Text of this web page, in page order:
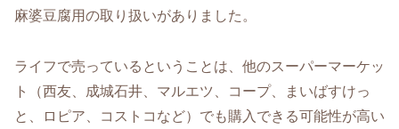
麻婆豆腐用の取り扱いがありました。
ライフで売っているということは、他のスーパーマーケッ
ト（西友、成城石井、マルエツ、コープ、まいばすけっ
と、ロピア、コストコなど）でも購入できる可能性が高い